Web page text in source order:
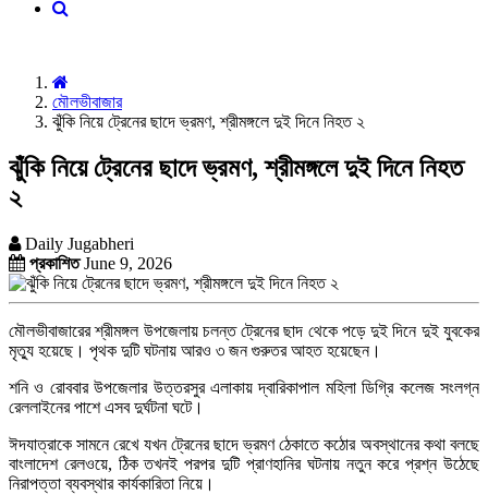
মৌলভীবাজার
ঝুঁকি নিয়ে ট্রেনের ছাদে ভ্রমণ, শ্রীমঙ্গলে দুই দিনে নিহত ২
ঝুঁকি নিয়ে ট্রেনের ছাদে ভ্রমণ, শ্রীমঙ্গলে দুই দিনে নিহত
২
Daily Jugabheri
প্রকাশিতJune 9, 2026
মৌলভীবাজারের শ্রীমঙ্গল উপজেলায় চলন্ত ট্রেনের ছাদ থেকে পড়ে দুই দিনে দুই যুবকের
মৃত্যু হয়েছে। পৃথক দুটি ঘটনায় আরও ৩ জন গুরুতর আহত হয়েছেন।
শনি ও রোববার উপজেলার উত্তরসুর এলাকায় দ্বারিকাপাল মহিলা ডিগ্রি কলেজ সংলগ্ন
রেললাইনের পাশে এসব দুর্ঘটনা ঘটে।
ঈদযাত্রাকে সামনে রেখে যখন ট্রেনের ছাদে ভ্রমণ ঠেকাতে কঠোর অবস্থানের কথা বলছে
বাংলাদেশ রেলওয়ে, ঠিক তখনই পরপর দুটি প্রাণহানির ঘটনায় নতুন করে প্রশ্ন উঠেছে
নিরাপত্তা ব্যবস্থার কার্যকারিতা নিয়ে।